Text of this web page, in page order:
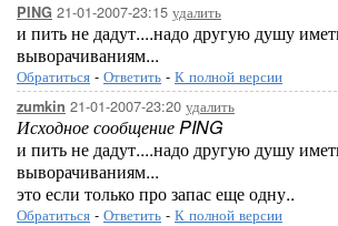
PING 21-01-2007-23:15 удалить
и пить не дадут....надо другую душу
выворачиваниям...
Обратиться - Ответить - К полной версии
zumkin 21-01-2007-23:20 удалить
Исходное сообщение PING
и пить не дадут....надо другую душу
выворачиваниям...
это если только про запас еще одну..
Обратиться - Ответить - К полной версии